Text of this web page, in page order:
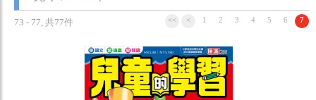
73 - 77, 共77件 << < 1 2 3 4 5 6 7